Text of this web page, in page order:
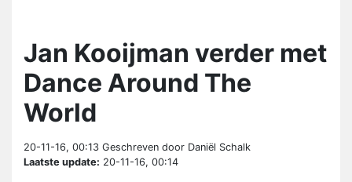
Jan Kooijman verder met
Dance Around The
World
20-11-16, 00:13 Geschreven door Daniël Schalk
Laatste update: 20-11-16, 00:14